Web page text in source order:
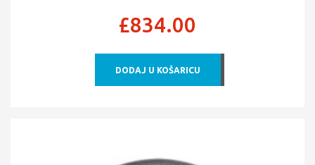
£834.00
DODAJ U KOŠARICU